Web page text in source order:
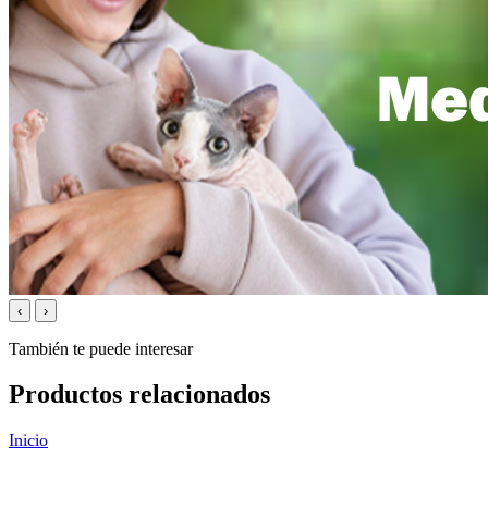
‹ ›
También te puede interesar
Productos relacionados
Inicio